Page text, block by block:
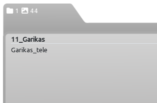
1 44
11_Garikas
Garikas_tele